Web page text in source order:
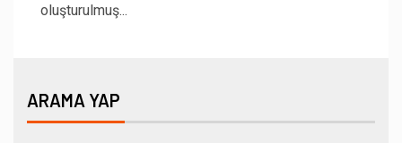
oluşturulmuş...
ARAMA YAP